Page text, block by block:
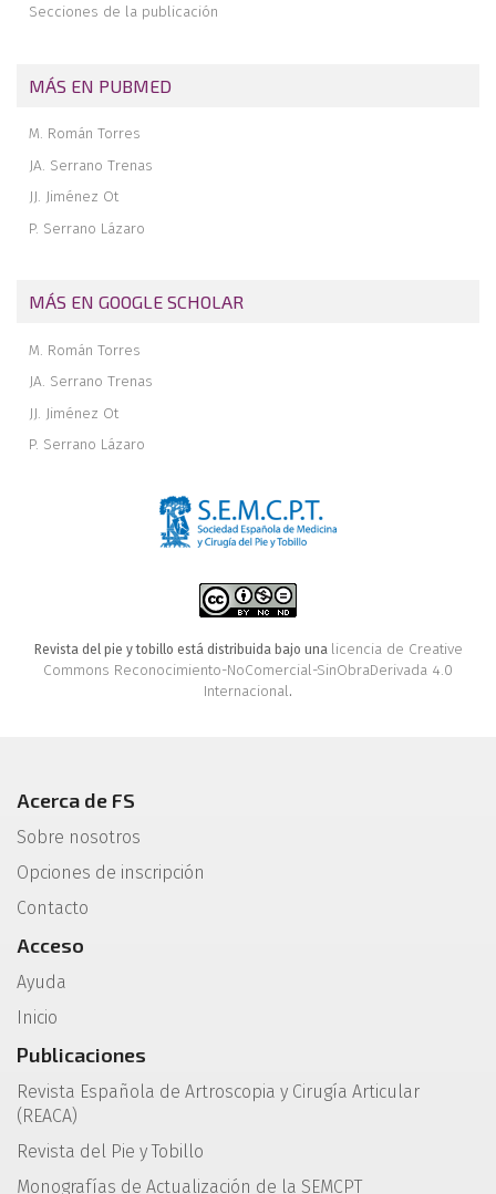
Secciones de la publicación
MÁS EN PUBMED
M. Román Torres
JA. Serrano Trenas
JJ. Jiménez Ot
P. Serrano Lázaro
MÁS EN GOOGLE SCHOLAR
M. Román Torres
JA. Serrano Trenas
JJ. Jiménez Ot
P. Serrano Lázaro
Revista del pie y tobillo está distribuida bajo una licencia de Creative
Commons Reconocimiento-NoComercial-SinObraDerivada 4.0
Internacional.
Acerca de FS
Sobre nosotros
Opciones de inscripción
Contacto
Acceso
Ayuda
Inicio
Publicaciones
Revista Española de Artroscopia y Cirugía Articular
(REACA)
Revista del Pie y Tobillo
Monografías de Actualización de la SEMCPT